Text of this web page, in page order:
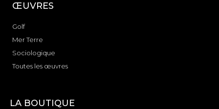
ŒUVRES
Golf
Mer Terre
Sociologique
Toutes les œuvres
LA BOUTIQUE